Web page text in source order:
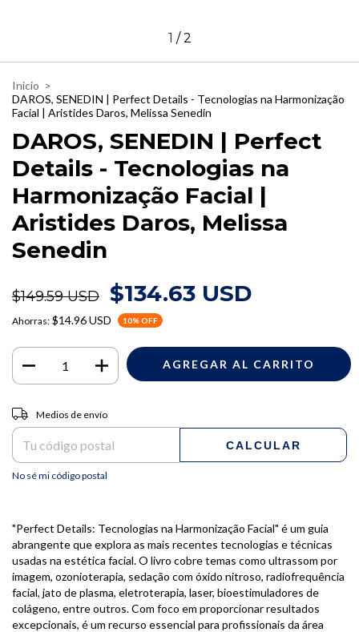
1 /2
Inicio >
DAROS, SENEDIN | Perfect Details - Tecnologias na Harmonização
Facial | Aristides Daros, Melissa Senedin
DAROS, SENEDIN | Perfect
Details - Tecnologias na
Harmonização Facial |
Aristides Daros, Melissa
Senedin
$149.59 USD $134.63 USD
Ahorras: $14.96 USD 10% OFF
Entregas para el CP:
Medios de envío
CALCULAR
No sé mi código postal
"Perfect Details: Tecnologias na Harmonização Facial" é um guia
abrangente que explora as mais recentes tecnologias e técnicas
usadas na estética facial. O livro cobre temas como ultrassom por
imagem, ozonioterapia, sedação com óxido nitroso, radiofrequência
facial, jato de plasma, eletroterapia, laser, bioestimuladores de
colágeno, entre outros. Com foco em proporcionar resultados
excepcionais, é um recurso essencial para profissionais da área